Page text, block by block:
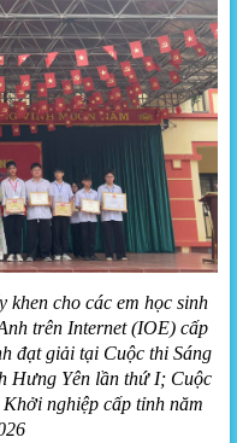
cho các em học sinh
trên Internet (IOE) cấp
đạt giải tại Cuộc thi Sáng
Hưng Yên lần thứ I; Cuộc
nghiệp cấp tỉnh năm